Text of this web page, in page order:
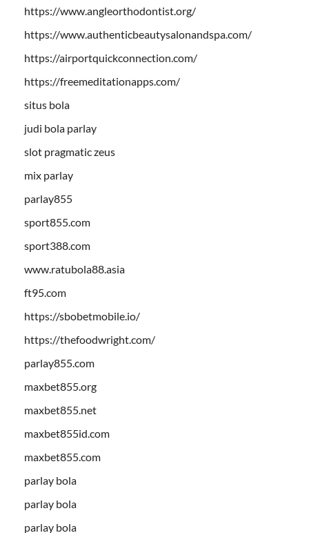
https://www.angleorthodontist.org/
https://www.authenticbeautysalonandspa.com/
https://airportquickconnection.com/
https://freemeditationapps.com/
situs bola
judi bola parlay
slot pragmatic zeus
mix parlay
parlay855
sport855.com
sport388.com
www.ratubola88.asia
ft95.com
https://sbobetmobile.io/
https://thefoodwright.com/
parlay855.com
maxbet855.org
maxbet855.net
maxbet855id.com
maxbet855.com
parlay bola
parlay bola
parlay bola